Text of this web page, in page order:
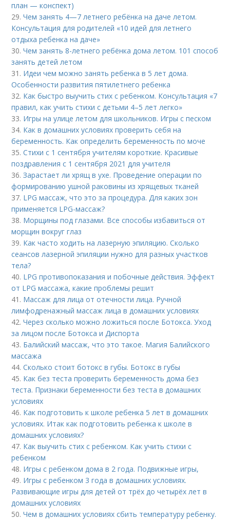
план — конспект)
29.Чем занять 4—7 летнего ребёнка на даче летом.
Консультация для родителей «10 идей для летнего
отдыха ребенка на даче»
30.Чем занять 8-летнего ребёнка дома летом. 101 способ
занять детей летом
31. Идеи чем можно занять ребенка в 5 лет дома.
Особенности развития пятилетнего ребенка
32. Как быстро выучить стих с ребенком. Консультация «7
правил, как учить стихи с детьми 4–5 лет легко»
33. Игры на улице летом для школьников. Игры с песком
34. Как в домашних условиях проверить себя на
беременность. Как определить беременность по моче
35.Стихи с 1 сентября учителям короткие. Красивые
поздравления с 1 сентября 2021 для учителя
36.Зарастает ли хрящ в ухе. Проведение операции по
формированию ушной раковины из хрящевых тканей
37. LPG массаж, что это за процедура. Для каких зон
применяется LPG-массаж?
38. Морщины под глазами. Все способы избавиться от
морщин вокруг глаз
39. Как часто ходить на лазерную эпиляцию. Сколько
сеансов лазерной эпиляции нужно для разных участков
тела?
40. LPG противопоказания и побочные действия. Эффект
от LPG массажа, какие проблемы решит
41. Массаж для лица от отечности лица. Ручной
лимфодренажный массаж лица в домашних условиях
42.Через сколько можно ложиться после Ботокса. Уход
за лицом после Ботокса и Диспорта
43. Балийский массаж, что это такое. Магия Балийского
массажа
44.Сколько стоит ботокс в губы. Ботокс в губы
45. Как без теста проверить беременность дома без
теста. Признаки беременности без теста в домашних
условиях
46. Как подготовить к школе ребенка 5 лет в домашних
условиях. Итак как подготовить ребенка к школе в
домашних условиях?
47. Как выучить стих с ребенком. Как учить стихи с
ребенком
48. Игры с ребенком дома в 2 года. Подвижные игры,
49. Игры с ребенком 3 года в домашних условиях.
Развивающие игры для детей от трёх до четырёх лет в
домашних условиях
50.Чем в домашних условиях сбить температуру ребенку.